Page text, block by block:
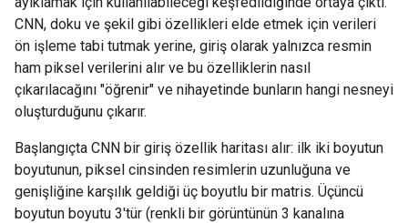
CNN, doku ve şekil gibi özellikleri elde etmek için verileri
ön işleme tabi tutmak yerine, giriş olarak yalnızca resmin
ham piksel verilerini alır ve bu özelliklerin nasıl
çıkarılacağını "öğrenir" ve nihayetinde bunların hangi nesneyi
oluşturduğunu çıkarır.
Başlangıçta CNN bir giriş özellik haritası alır: ilk iki boyutun
boyutunun, piksel cinsinden resimlerin uzunluğuna ve
genişliğine karşılık geldiği üç boyutlu bir matris. Üçüncü
boyutun boyutu 3'tür (renkli bir görüntünün 3 kanalına